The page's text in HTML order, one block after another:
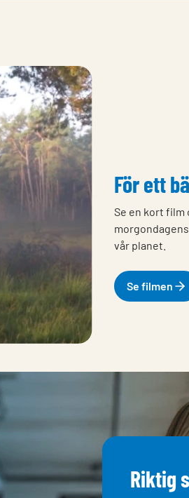
För ett
Se en kort film
vår planet.
Se filmen
Riktig